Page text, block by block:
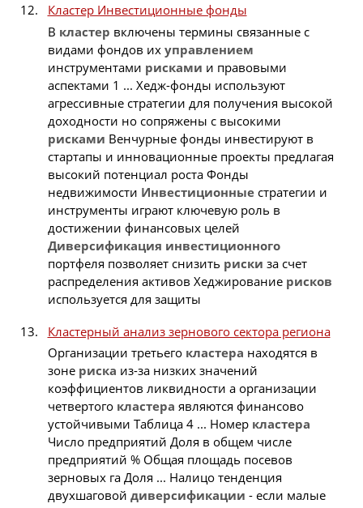
Кластер Инвестиционные фонды
В кластер включены термины связанные с
видами фондов их управлением
инструментами рисками и правовыми
аспектами 1 ... Хедж-фонды используют
агрессивные стратегии для получения высокой
доходности но сопряжены с высокими
рисками Венчурные фонды инвестируют в
стартапы и инновационные проекты предлагая
высокий потенциал роста Фонды
недвижимости Инвестиционныестратегии и
инструменты играют ключевую роль в
достижении финансовых целей
Диверсификация инвестиционного
портфеля позволяет снизить риски за счет
распределения активов Хеджирование рисков
используется для защиты
Кластерный анализ зернового сектора региона
Организации третьего кластера находятся в
зоне риска из-за низких значений
коэффициентов ликвидности а организации
четвертого кластера являются финансово
устойчивыми Таблица 4 ... Номер кластера
Число предприятий Доля в общем числе
предприятий % Общая площадь посевов
зерновых га Доля ... Налицо тенденция
двухшаговой диверсификации - если малые